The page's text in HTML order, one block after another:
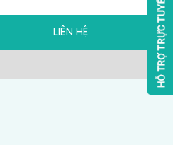
LIÊN HỆ